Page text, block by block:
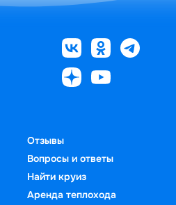
Отзывы
Вопросы и ответы
Найти круиз
Аренда теплохода